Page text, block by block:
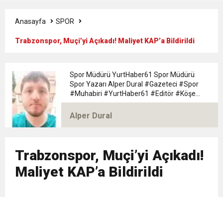
Bildirdi
20:05 Trabzonspor Muhammed Salah Transferini
Tamamladı
9:50 MGD’DEN ANITKABİR’E ANLAMLI ZİYARET
18:59 Trabzonspor Mitongo Transferini KAP’a Bildirdi
Anasayfa SPOR
Trabzonspor, Muçi’yi Açıkadı! Maliyet KAP’a Bildirildi
Spor Müdürü YurtHaber61 Spor Müdürü
Spor Yazarı Alper Dural #Gazeteci #Spor
#Muhabiri #YurtHaber61 #Editör #Köşe
#Yazarı Trabzon Bölgesi 61yurthaber Spor
Müdürü spor Yazarı Alper Dural
Alper Dural
Trabzonspor, Muçi’yi Açıkadı!
Maliyet KAP’a Bildirildi